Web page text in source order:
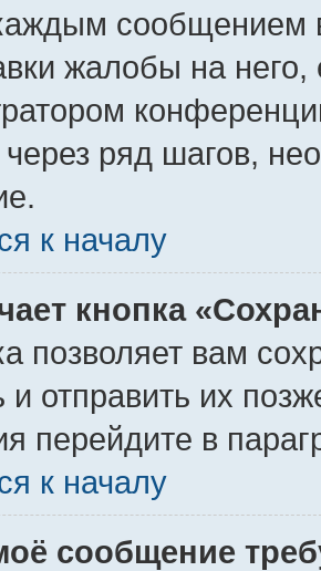
сообщением
жалобы на
через ряд шагов,
к началу
кнопка
позволяет вам
и отправить их
перейдите в
к началу
сообщение